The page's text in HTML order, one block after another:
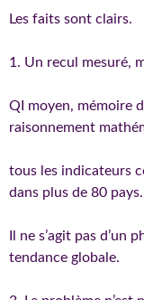
Les faits sont clairs.
1. Un recul mesuré,
QI moyen, mémoire
raisonnement
tous les indicateurs
dans plus de 80 pays.
Il ne s’agit pas d’un
tendance globale.